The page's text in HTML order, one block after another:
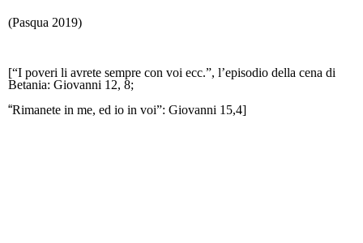
(Pasqua 2019)
[“I poveri li avrete sempre con voi ecc.”, l’episodio della cena di
Betania: Giovanni 12, 8;
“Rimanete in me, ed io in voi”: Giovanni 15,4]